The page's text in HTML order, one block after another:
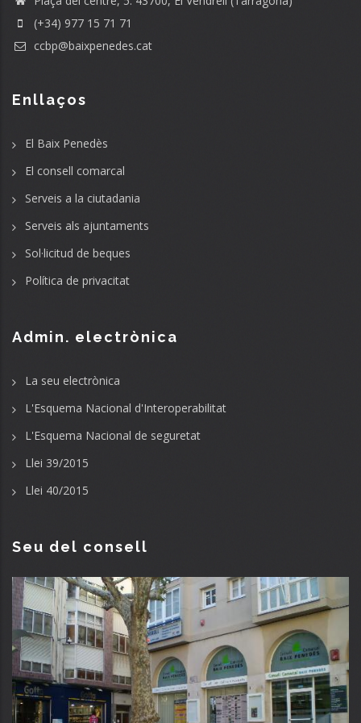
(+34) 977 15 71 71
ccbp@baixpenedes.cat
Enllaços
El Baix Penedès
El consell comarcal
Serveis a la ciutadania
Serveis als ajuntaments
Sol·licitud de beques
Política de privacitat
Admin. electrònica
La seu electrònica
L'Esquema Nacional d'Interoperabilitat
L'Esquema Nacional de seguretat
Llei 39/2015
Llei 40/2015
Seu del consell